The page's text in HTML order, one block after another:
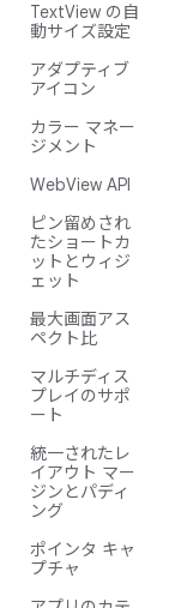
TextView の自
動サイズ設定
アダプティブ
アイコン
カラー マネー
ジメント
WebView API
ピン留めされ
たショートカ
ットとウィジ
ェット
最大画面アス
ペクト比
マルチディス
プレイのサポ
ート
統一されたレ
イアウト マー
ジンとパディ
ング
ポインタ キャ
プチャ